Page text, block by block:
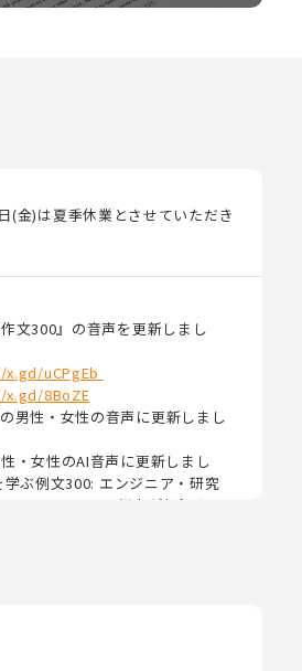
(金)は夏季休業とさせていただき
文300』の音声を更新しまし
uCPgEb
8BoZE
男性・女性の音声に更新しまし
・女性のAI音声に更新しまし
ぶ例文300: エンジニア・研究
のうちの300の例文が収録され
開かれると自動で更新が始まり